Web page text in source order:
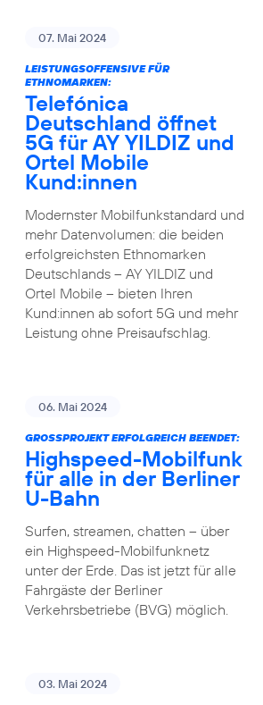
07. Mai 2024
LEISTUNGSOFFENSIVE FÜR
ETHNOMARKEN:
Telefónica
Deutschland öffnet
5G für AY YILDIZ und
Ortel Mobile
Kund:innen
Modernster Mobilfunkstandard und
mehr Datenvolumen: die beiden
erfolgreichsten Ethnomarken
Deutschlands – AY YILDIZ und
Ortel Mobile – bieten Ihren
Kund:innen ab sofort 5G und mehr
Leistung ohne Preisaufschlag.
06. Mai 2024
GROSSPROJEKT ERFOLGREICH BEENDET:
Highspeed-Mobilfunk
für alle in der Berliner
U-Bahn
Surfen, streamen, chatten – über
ein Highspeed-Mobilfunknetz
unter der Erde. Das ist jetzt für alle
Fahrgäste der Berliner
Verkehrsbetriebe (BVG) möglich.
03. Mai 2024